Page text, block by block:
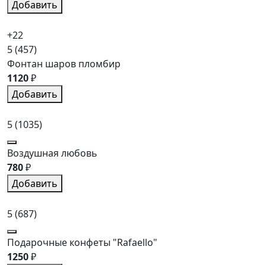
Добавить
+22
5(457)
Фонтан шаров пломбир
1120₽
Добавить
5(1035)
Воздушная любовь
780₽
Добавить
5(687)
Подарочные конфеты "Rafaello"
1250₽